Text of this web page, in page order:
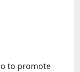
to promote